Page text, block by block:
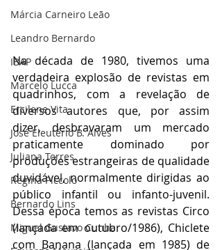
Márcia Carneiro Leão
Leandro Bernardo
IBAP
Marcelo Lucca
Ercilene Vita
José Eleutério B. Alves
Juliana Torres
Regina Piccolo
Bernardo Lins
Miguel Gustavo Cunha
Na década de 1980, tivemos uma
verdadeira explosão de revistas em
quadrinhos, com a revelação de
diversos autores que, por assim
dizer, desbravaram um mercado
praticamente dominado por
produções estrangeiras de qualidade
duvidável, normalmente dirigidas ao
público infantil ou infanto-juvenil.
Dessa época temos as revistas Circo
(lançada em outubro/1986), Chiclete
com Banana (lançada em 1985) de